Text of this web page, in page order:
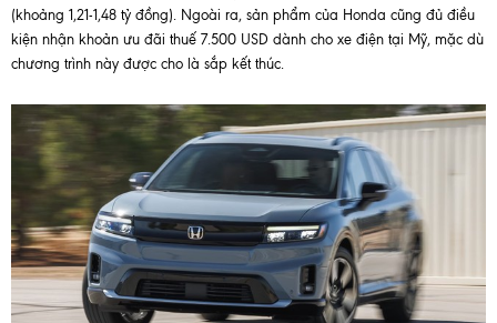
(khoảng 1,21-1,48 tỷ đồng). Ngoài ra, sản phẩm của Honda cũng đủ điều
kiện nhận khoản ưu đãi thuế 7.500 USD dành cho xe điện tại Mỹ, mặc dù
chương trình này được cho là sắp kết thúc.